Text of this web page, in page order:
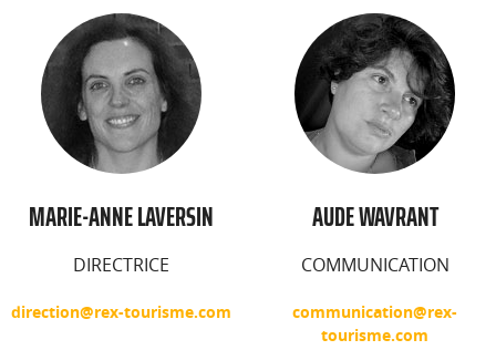
MARIE-ANNE LAVERSIN
DIRECTRICE
direction@rex-tourisme.com
AUDE WAVRANT
COMMUNICATION
communication@rex-
tourisme.com